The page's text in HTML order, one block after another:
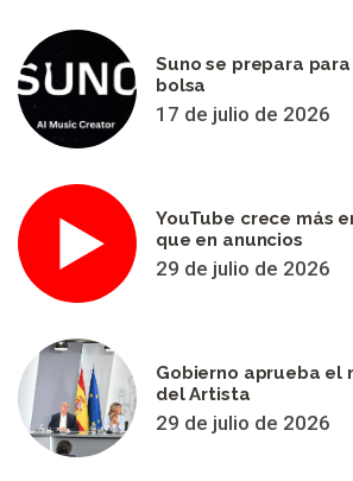
Suno se prepara
bolsa
17 de julio de 2026
YouTube crece más
que en anuncios
29 de julio de 2026
Gobierno aprueba el
del Artista
29 de julio de 2026